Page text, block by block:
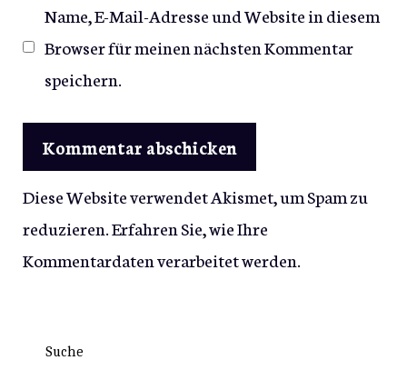
Name, E-Mail-Adresse und Website in diesem
Browser für meinen nächsten Kommentar
speichern.
Diese Website verwendet Akismet, um Spam zu
reduzieren.Erfahren Sie, wie Ihre
Kommentardaten verarbeitet werden.
Suche